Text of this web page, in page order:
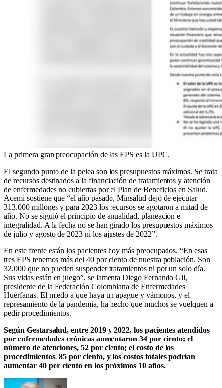
La primera gran preocupación de las EPS es la UPC.
El segundo punto de la pelea son los presupuestos máximos. Se trata
de recursos destinados a la financiación de tratamientos y atención
de enfermedades no cubiertas por el Plan de Beneficios en Salud.
Acemi sostiene que “el año pasado, Minsalud dejó de ejecutar
313.000 millones y para 2023 los recursos se agotaron a mitad de
año. No se siguió el principio de anualidad, planeación e
integralidad. A la fecha no se han girado los presupuestos máximos
de julio y agosto de 2023 ni los ajustes de 2022”.
En este frente están los pacientes hoy más preocupados. “En esas
tres EPS tenemos más del 40 por ciento de nuestra población. Son
32.000 que no pueden suspender tratamientos ni por un solo día.
Sus vidas están en juego”, se lamenta Diego Fernando Gil,
presidente de la Federación Colombiana de Enfermedades
Huérfanas. El miedo a que haya un apague y vámonos, y el
represamiento de la pandemia, ha hecho que muchos se vuelquen a
pedir procedimientos.
Según Gestarsalud, entre 2019 y 2022, los pacientes atendidos
por enfermedades crónicas aumentaron 34 por ciento; el
número de atenciones, 52 por ciento; el costo de los
procedimientos, 85 por ciento, y los costos totales podrían
aumentar 40 por ciento en los próximos 10 años.